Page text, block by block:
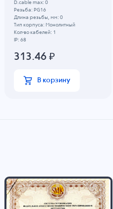
D.cable max: 0
Резьба: PG16
Длина резьбы, мм: 0
Тип корпуса: Монолитный
Кол-во кабелей: 1
IP: 68
313.46 ₽
В корзину